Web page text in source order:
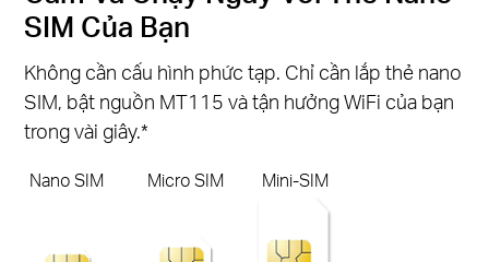
SIM Của Bạn
Không cần cấu hình phức tạp. Chỉ cần lắp thẻ nano
SIM, bật nguồn MT115 và tận hưởng WiFi của bạn
trong vài giây.*
Nano SIM Micro SIM Mini-SIM